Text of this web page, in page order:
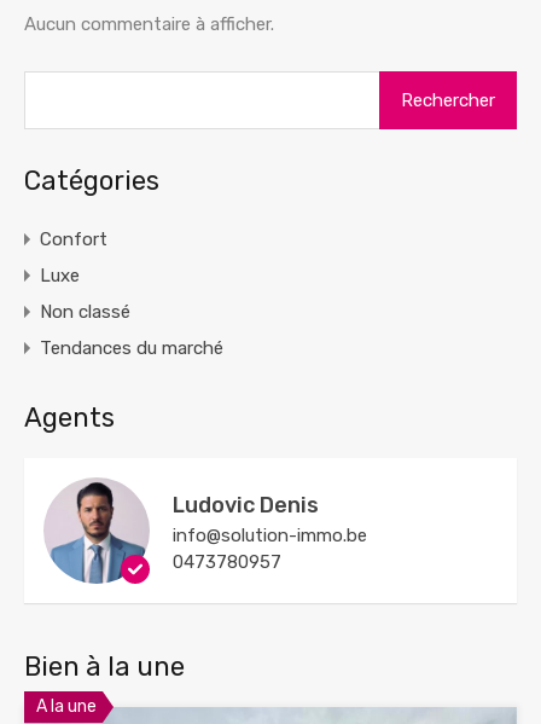
Aucun commentaire à afficher.
Catégories
Confort
Luxe
Non classé
Tendances du marché
Agents
Ludovic Denis
info@solution-immo.be
0473780957
Bien à la une
A la une